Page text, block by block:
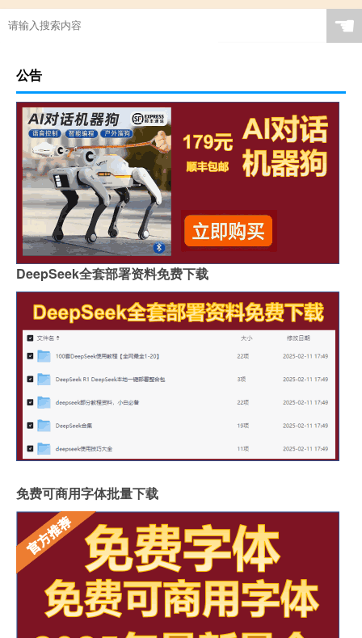
☚
公告
DeepSeek全套部署资料免费下载
免费可商用字体批量下载